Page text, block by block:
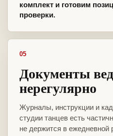
комплект и готовим
проверки.
05
Документы
нерегулярно
Журналы, инструкции и
студии танцев есть
не держится в ежедневной